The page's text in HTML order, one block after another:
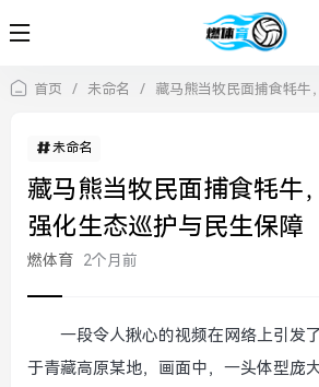
首页 / 未命名 / 藏马熊当牧民面捕食牦牛，当地
未命名
藏马熊当牧民面捕食牦牛
强化生态巡护与民生保障
燃体育 2个月前
一段令人揪心的视频在网络上引发
于青藏高原某地，画面中，一头体型庞